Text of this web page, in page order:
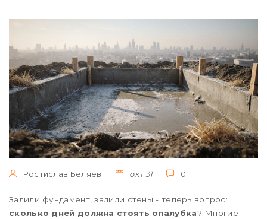
Ростислав Беляев окт 31 0
Залили фундамент, залили стены - теперь вопрос:
сколько дней должна стоять опалубка? Многие